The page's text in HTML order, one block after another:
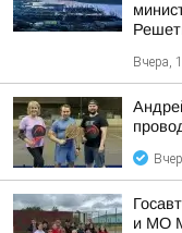
Вчера,
и МО